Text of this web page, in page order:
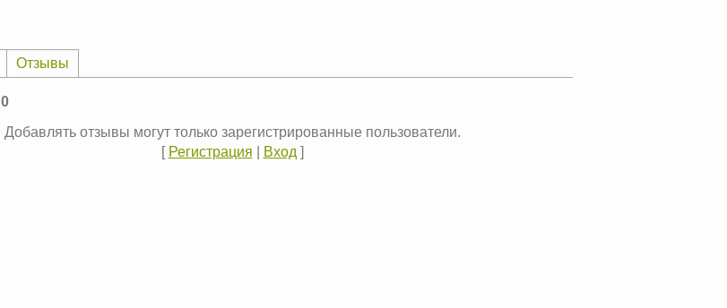
Отзывы
0
Добавлять отзывы могут только зарегистрированные пользователи.
[ Регистрация Вход ]